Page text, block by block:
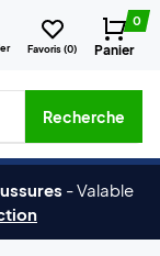
Favoris (0)
0
Panier
etc.
Recherche
-Valable